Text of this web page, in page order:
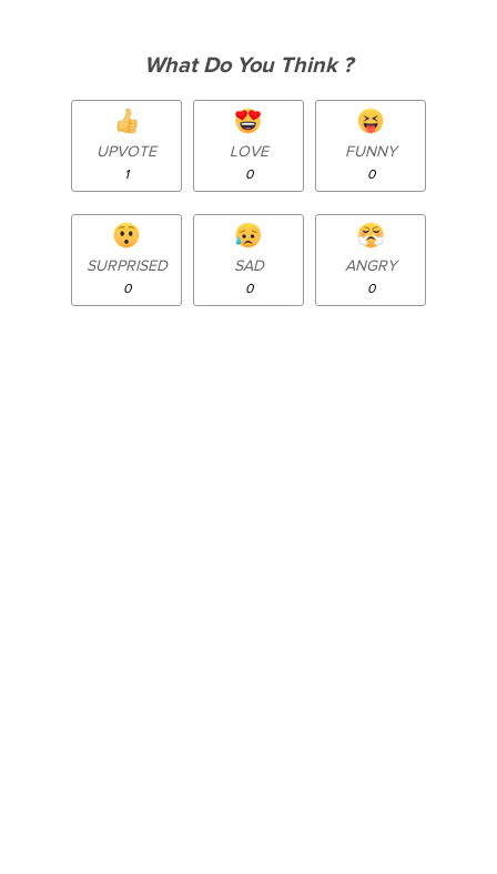
What Do You Think ?
UPVOTE
1
LOVE
0
FUNNY
0
SURPRISED
0
SAD
0
ANGRY
0